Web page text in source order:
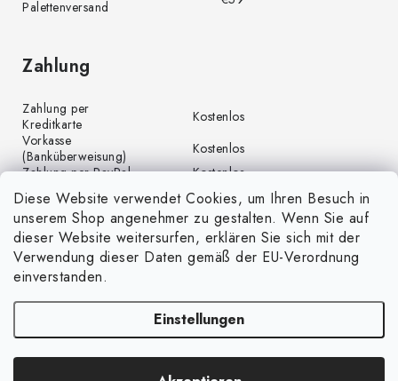
Diese Website verwendet Cookies, um Ihren Besuch in
unserem Shop angenehmer zu gestalten. Wenn Sie auf
dieser Website weitersurfen, erklären Sie sich mit der
Verwendung dieser Daten gemäß der EU-Verordnung
einverstanden.
Einstellungen
Palettenversand
Zahlung
Zahlung per
Kreditkarte
Kostenlos
Vorkasse
(Banküberweisung)
Kostenlos
Zahlung per PayPal
Kostenlos
Copyright 2026GrünGarten.at. Alle Rechte vorbehalten.Cookie-Einstellungen